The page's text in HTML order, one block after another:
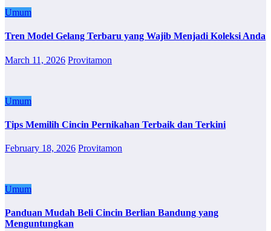
Umum
Tren Model Gelang Terbaru yang Wajib Menjadi Koleksi Anda
March 11, 2026 Provitamon
Umum
Tips Memilih Cincin Pernikahan Terbaik dan Terkini
February 18, 2026 Provitamon
Umum
Panduan Mudah Beli Cincin Berlian Bandung yang
Menguntungkan